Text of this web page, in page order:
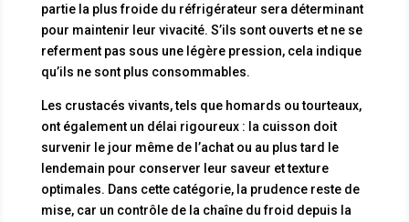
partie la plus froide du réfrigérateur sera déterminant
pour maintenir leur vivacité. S’ils sont ouverts et ne se
referment pas sous une légère pression, cela indique
qu’ils ne sont plus consommables.
Les crustacés vivants, tels que homards ou tourteaux,
ont également un délai rigoureux : la cuisson doit
survenir le jour même de l’achat ou au plus tard le
lendemain pour conserver leur saveur et texture
optimales. Dans cette catégorie, la prudence reste de
mise, car un contrôle de la chaîne du froid depuis la